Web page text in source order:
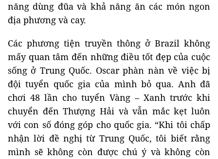
năng dùng đũa và khả năng ăn các món ngon
địa phương và cay.
Các phương tiện truyền thông ở Brazil không
mấy quan tâm đến những điều tốt đẹp của cuộc
sống ở Trung Quốc. Oscar phàn nàn về việc bị
đội tuyển quốc gia của mình bỏ qua. Anh đã
chơi 48 lần cho tuyển Vàng – Xanh trước khi
chuyển đến Thượng Hải và vẫn mắc kẹt luôn
với con số đóng góp cho quốc gia. “Khi tôi chấp
nhận lời đề nghị từ Trung Quốc, tôi biết rằng
mình sẽ không còn được chú ý và không còn